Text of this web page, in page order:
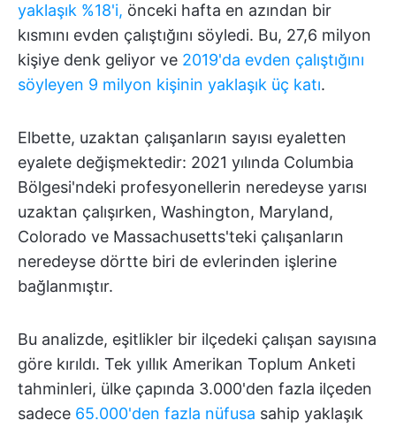
yaklaşık %18'i, önceki hafta en azından bir
kısmını evden çalıştığını söyledi. Bu, 27,6 milyon
kişiye denk geliyor ve 2019'da evden çalıştığını
söyleyen 9 milyon kişinin yaklaşık üç katı.
Elbette, uzaktan çalışanların sayısı eyaletten
eyalete değişmektedir: 2021 yılında Columbia
Bölgesi'ndeki profesyonellerin neredeyse yarısı
uzaktan çalışırken, Washington, Maryland,
Colorado ve Massachusetts'teki çalışanların
neredeyse dörtte biri de evlerinden işlerine
bağlanmıştır.
Bu analizde, eşitlikler bir ilçedeki çalışan sayısına
göre kırıldı. Tek yıllık Amerikan Toplum Anketi
tahminleri, ülke çapında 3.000'den fazla ilçeden
sadece 65.000'den fazla nüfusa sahip yaklaşık